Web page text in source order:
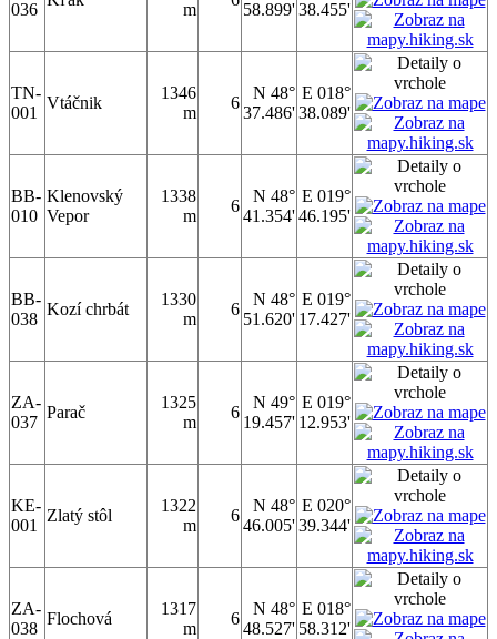
036 m 58.899'38.455'
TN-
001
Vtáčnik
1346
m
6
N 48°
37.486'
E 018°
38.089'
BB-
010
Klenovský
Vepor
1338
m
6
N 48°
41.354'
E 019°
46.195'
BB-
038
Kozí chrbát
1330
m
6
N 48°
51.620'
E 019°
17.427'
ZA-
037
Parač
1325
m
6
N 49°
19.457'
E 019°
12.953'
KE-
001
Zlatý stôl
1322
m
6
N 48°
46.005'
E 020°
39.344'
ZA-
038
Flochová
1317
m
6
N 48°
48.527'
E 018°
58.312'